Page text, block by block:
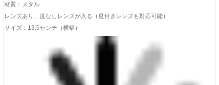
材質：メタル
レンズあり、度なしレンズが入る（度付きレンズも対応可能）
サイズ：13.5センチ（横幅）